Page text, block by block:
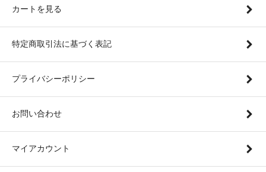
カートを見る
特定商取引法に基づく表記
プライバシーポリシー
お問い合わせ
マイアカウント